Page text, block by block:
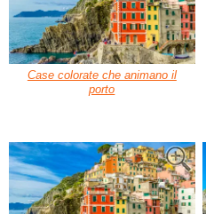
Case colorate che animano il
porto